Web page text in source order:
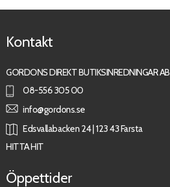
Kontakt
GORDONS DIREKT BUTIKSINREDNINGAR AB
08-556 305 00
info@gordons.se
Edsvallabacken 24 | 123 43 Farsta
HITTA HIT
Öppettider